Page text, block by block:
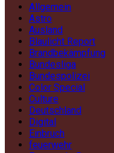
Allgemein
Astro
Ausland
Blaulicht Report
Brandbekämpfung
Bundesliga
Bundespolizei
Color Special
Culture
Deutschland
Digital
Einbruch
feuerwehr